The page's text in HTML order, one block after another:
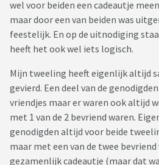
wel voor beiden een cadeautje
maar door een van beiden was
feestelijk. En op de uitnodiging
heeft het ook wel iets logisch.
Mijn tweeling heeft eigenlijk altijd
gevierd. Een deel van de
vriendjes maar er waren ook altijd
met 1 van de 2 bevriend waren.
genodigden altijd voor beide
maar met een van de twee
gezamenlijk cadeautje (maar dat